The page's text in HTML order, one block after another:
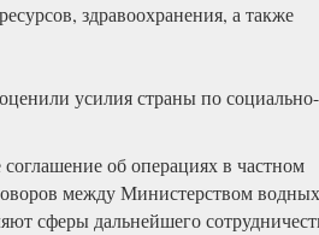
здравоохранения, а также
усилия страны по социально-
об операциях в частном
между Министерством водных
сферы дальнейшего